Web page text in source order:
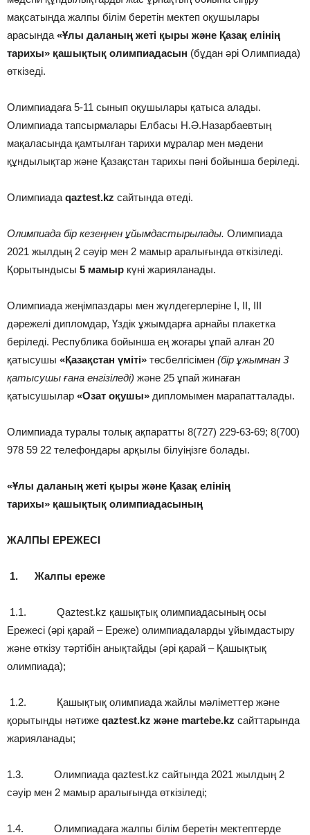
мақсатында жалпы білім беретін мектеп оқушылары
арасында «Ұлы даланың жеті қыры және Қазақ елінің
тарихы» қашықтық олимпиадасын (бұдан әрі Олимпиада)
өткізеді.
Олимпиадаға 5-11 сынып оқушылары қатыса алады.
Олимпиада тапсырмалары Елбасы Н.Ә.Назарбаевтың
мақаласында қамтылған тарихи мұралар мен мәдени
құндылықтар және Қазақстан тарихы пәні бойынша беріледі.
Олимпиада qaztest.kz сайтында өтеді.
Олимпиада бір кезеңнен ұйымдастырылады. Олимпиада
2021 жылдың 2 сәуір мен 2 мамыр аралығында өткізіледі.
Қорытындысы 5 мамыр күні жарияланады.
Олимпиада жеңімпаздары мен жүлдегерлеріне І, ІІ, ІІІ
дәрежелі дипломдар, Үздік ұжымдарға арнайы плакетка
беріледі. Республика бойынша ең жоғары ұпай алған 20
қатысушы «Қазақстан үміті» төсбелгісімен (бір ұжымнан 3
қатысушы ғана енгізіледі) және 25 ұпай жинаған
қатысушылар «Озат оқушы» дипломымен марапатталады.
Олимпиада туралы толық ақпаратты 8(727) 229-63-69; 8(700)
978 59 22 телефондары арқылы білуіңізге болады.
«Ұлы даланың жеті қыры және Қазақ елінің
тарихы» қашықтық олимпиадасының
ЖАЛПЫ ЕРЕЖЕСІ
1. Жалпы ереже
1.1. Qaztest.kz қашықтық олимпиадасының осы
Ережесі (әрі қарай – Ереже) олимпиадаларды ұйымдастыру
және өткізу тәртібін анықтайды (әрі қарай – Қашықтық
олимпиада);
1.2. Қашықтық олимпиада жайлы мәліметтер және
қорытынды нәтиже qaztest.kz және martebe.kz сайттарында
жарияланады;
1.3. Олимпиада qaztest.kz сайтында 2021 жылдың 2
сәуір мен 2 мамыр аралығында өткізіледі;
1.4. Олимпиадаға жалпы білім беретін мектептерде